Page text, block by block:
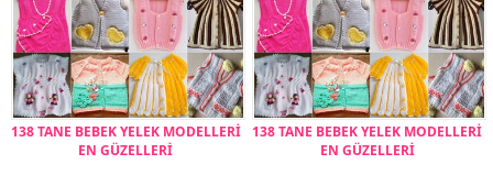
138 TANE BEBEK YELEK MODELLERİ
EN GÜZELLERİ
138 TANE BEBEK YELEK MODELLERİ
EN GÜZELLERİ